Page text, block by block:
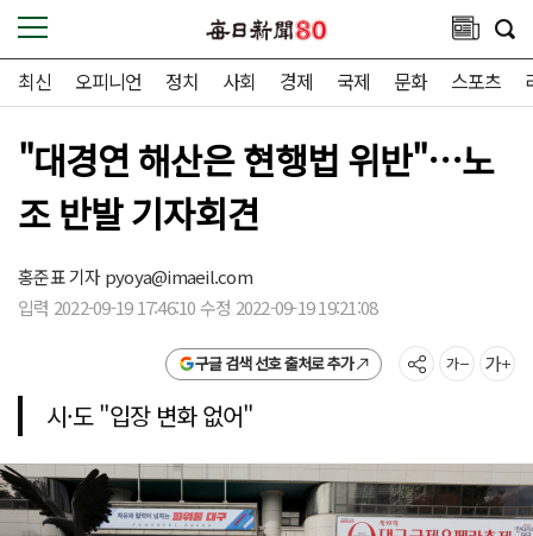
최신 오피니언 정치 사회 경제 국제 문화 스포츠
"대경연 해산은 현행법 위반"…노
조 반발 기자회견
홍준표 기자pyoya@imaeil.com
입력 2022-09-19 17:46:10 수정 2022-09-19 19:21:08
구글 검색 선호 출처로 추가
시·도 "입장 변화 없어"